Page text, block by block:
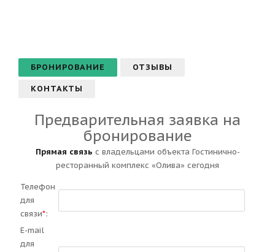
БРОНИРОВАНИЕ ОТЗЫВЫ
КОНТАКТЫ
Предварительная заявка на
бронирование
Прямая связь с владельцами объекта Гостинично-
ресторанный комплекс «Олива» сегодня
Телефон
для
связи*:
E-mail
для